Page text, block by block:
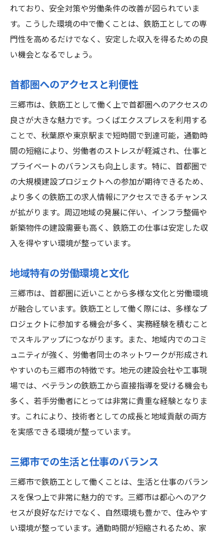
地域経済の影響と給与水準
企業の規模と給与の関係
労働組合の役割と交渉力
求人倍率と給与への影響
給与交渉のコツと準備
鉄筋工の労働環境について三郷市の現状を解説
現場の安全管理とその重要性
働きやすい職場環境の整備
鉄筋工の労働時間と休暇制度
ストレスマネジメントと健康管理
最新技術の導入と効率化
コミュニケーションとチームワーク
鉄筋工の仕事を三郷市で探すためのポイント
転職エージェントの活用法
自己PRと履歴書の作成ポイント
面接の準備と成功の秘訣
ネットワーキングと業界イベント
正社員と派遣社員の違い
三郷市で鉄筋工として働く際に知っておくべき
こと
地域の労働法規とその理解
住居探しと生活環境の整備
緊急時の対応と支援制度
地域のコミュニティ活動と参加
長期的なキャリアプランの構築
れており、安全対策や労働条件の改善が図られていま
す。こうした環境の中で働くことは、鉄筋工としての専
門性を高めるだけでなく、安定した収入を得るための良
い機会となるでしょう。
首都圏へのアクセスと利便性
三郷市は、鉄筋工として働く上で首都圏へのアクセスの
良さが大きな魅力です。つくばエクスプレスを利用する
ことで、秋葉原や東京駅まで短時間で到達可能，通勤時
間の短縮により、労働者のストレスが軽減され、仕事と
プライベートのバランスも向上します。特に、首都圏で
の大規模建設プロジェクトへの参加が期待できるため、
より多くの鉄筋工の求人情報にアクセスできるチャンス
が拡がります。周辺地域の発展に伴い、インフラ整備や
新築物件の建設需要も高く、鉄筋工の仕事は安定した収
入を得やすい環境が整っています。
地域特有の労働環境と文化
三郷市は、首都圏に近いことから多様な文化と労働環境
が融合しています。鉄筋工として働く際には、多様なプ
ロジェクトに参加する機会が多く、実務経験を積むこと
でスキルアップにつながります。また、地域内でのコミ
ュニティが強く、労働者同士のネットワークが形成され
やすいのも三郷市の特徴です。地元の建設会社や工事現
場では、ベテランの鉄筋工から直接指導を受ける機会も
多く、若手労働者にとっては非常に貴重な経験となりま
す。これにより、技術者としての成長と地域貢献の両方
を実感できる環境が整っています。
三郷市での生活と仕事のバランス
三郷市で鉄筋工として働くことは、生活と仕事のバラン
スを保つ上で非常に魅力的です。三郷市は都心へのアク
セスが良好なだけでなく、自然環境も豊かで、住みやす
い環境が整っています。通勤時間が短縮されるため、家